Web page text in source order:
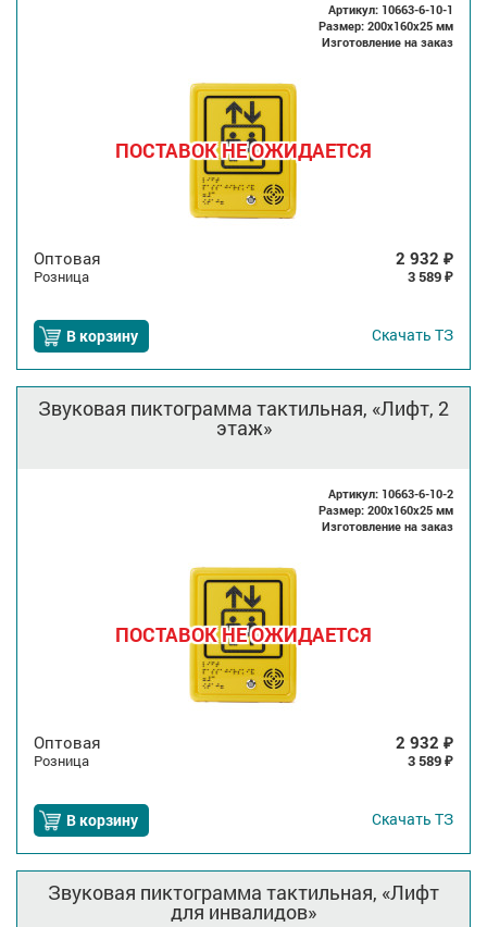
Артикул: 10663-6-10-1
Размер: 200x160x25 мм
Изготовление на заказ
ПОСТАВОК НЕ ОЖИДАЕТСЯ
Оптовая 2 932 ₽
Розница 3 589 ₽
В корзину Скачать ТЗ
Звуковая пиктограмма тактильная, «Лифт, 2
этаж»
Артикул: 10663-6-10-2
Размер: 200x160x25 мм
Изготовление на заказ
ПОСТАВОК НЕ ОЖИДАЕТСЯ
Оптовая 2 932 ₽
Розница 3 589 ₽
В корзину Скачать ТЗ
Звуковая пиктограмма тактильная, «Лифт
для инвалидов»